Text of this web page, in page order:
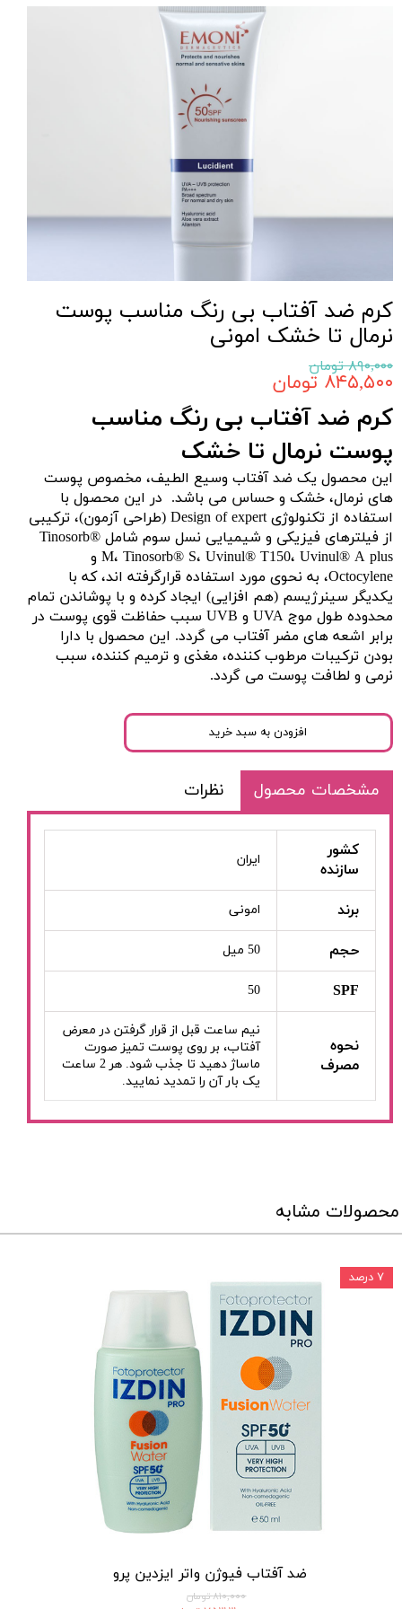
کرم ضد آفتاب بی رنگ مناسب پوست
نرمال تا خشک امونی
۸۹۰,۰۰۰ تومان
۸۴۵,۵۰۰ تومان
کرم ضد آفتاب بی رنگ مناسب
پوست نرمال تا خشک
این محصول یک ضد آفتاب وسیع الطیف، مخصوص پوست
های نرمال، خشک و حساس می باشد. در این محصول با
استفاده از تکنولوژی Design of expert (طراحی آزمون)، ترکیبی
از فیلترهای فیزیکی و شیمیایی نسل سوم شامل Tinosorb®
M، Tinosorb® S، Uvinul® T150، Uvinul® A plus و
Octocylene، به نحوی مورد استفاده قرارگرفته اند، که با
یکدیگر سینرژیسم (هم افزایی) ایجاد کرده و با پوشاندن تمام
محدوده طول موج UVA و UVB سبب حفاظت قوی پوست در
برابر اشعه های مضر آفتاب می گردد. این محصول با دارا
بودن ترکیبات مرطوب کننده، مغذی و ترمیم کننده، سبب
نرمی و لطافت پوست می گردد.
افزودن به سبد خرید
مشخصات محصول نظرات
کشور
سازنده
ایران
برند امونی
حجم 50 میل
SPF
50
نحوه
مصرف
نیم ساعت قبل از قرار گرفتن در معرض
آفتاب، بر روی پوست تمیز صورت
ماساژ دهید تا جذب شود. هر 2 ساعت
یک بار آن را تمدید نمایید.
محصولات مشابه
ضد آفتاب فیوژن واتر ایزدین پرو
۸۱۰,۰۰۰ تومان
۷ درصد